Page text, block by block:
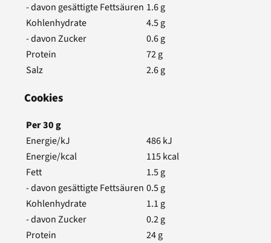
- davon gesättigte Fettsäuren 1.6g
Kohlenhydrate
4.5g
- davon Zucker
0.6g
Protein
72g
Salz
2.6g
Cookies
Per30g
Energie/kJ
486kJ
Energie/kcal
115kcal
Fett
1.5g
- davon gesättigte Fettsäuren 0.5g
Kohlenhydrate
1.1g
- davon Zucker
0.2g
Protein
24g